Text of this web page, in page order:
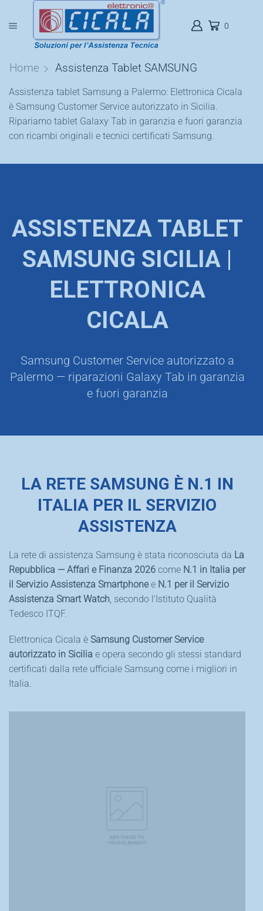
0
Home Assistenza Tablet SAMSUNG
Assistenza tablet Samsung a Palermo: Elettronica Cicala
è Samsung Customer Service autorizzato in Sicilia.
Ripariamo tablet Galaxy Tab in garanzia e fuori garanzia
con ricambi originali e tecnici certificati Samsung.
ASSISTENZA TABLET
SAMSUNG SICILIA |
ELETTRONICA
CICALA
Samsung Customer Service autorizzato a
Palermo — riparazioni Galaxy Tab in garanzia
e fuori garanzia
LA RETE SAMSUNG È N.1 IN
ITALIA PER IL SERVIZIO
ASSISTENZA
La rete di assistenza Samsung è stata riconosciuta da La
Repubblica — Affari e Finanza 2026 come N.1 in Italia per
il Servizio Assistenza Smartphonee N.1 per il Servizio
Assistenza Smart Watch, secondo l’Istituto Qualità
Tedesco ITQF.
Elettronica Cicala è Samsung Customer Service
autorizzato in Sicilia e opera secondo gli stessi standard
certificati dalla rete ufficiale Samsung come i migliori in
Italia.